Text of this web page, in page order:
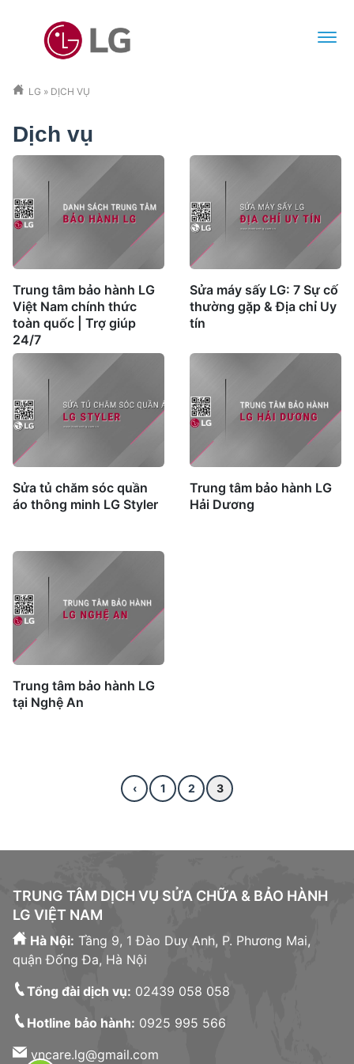
LG » DỊCH VỤ
Dịch vụ
Trung tâm bảo hành LG
Việt Nam chính thức
toàn quốc | Trợ giúp
24/7
Sửa máy sấy LG: 7 Sự cố
thường gặp & Địa chỉ Uy
tín
Sửa tủ chăm sóc quần
áo thông minh LG Styler
Trung tâm bảo hành LG
Hải Dương
Trung tâm bảo hành LG
tại Nghệ An
‹ 1 2 3
TRUNG TÂM DỊCH VỤ SỬA CHỮA & BẢO HÀNH
LG VIỆT NAM
Hà Nội: Tầng 9, 1 Đào Duy Anh, P. Phương Mai,
quận Đống Đa, Hà Nội
Tổng đài dịch vụ: 02439 058 058
Hotline bảo hành: 0925 995 566
vncare.lg@gmail.com